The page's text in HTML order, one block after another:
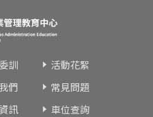
訓
活動花絮
們
常見問題
訊
車位查詢